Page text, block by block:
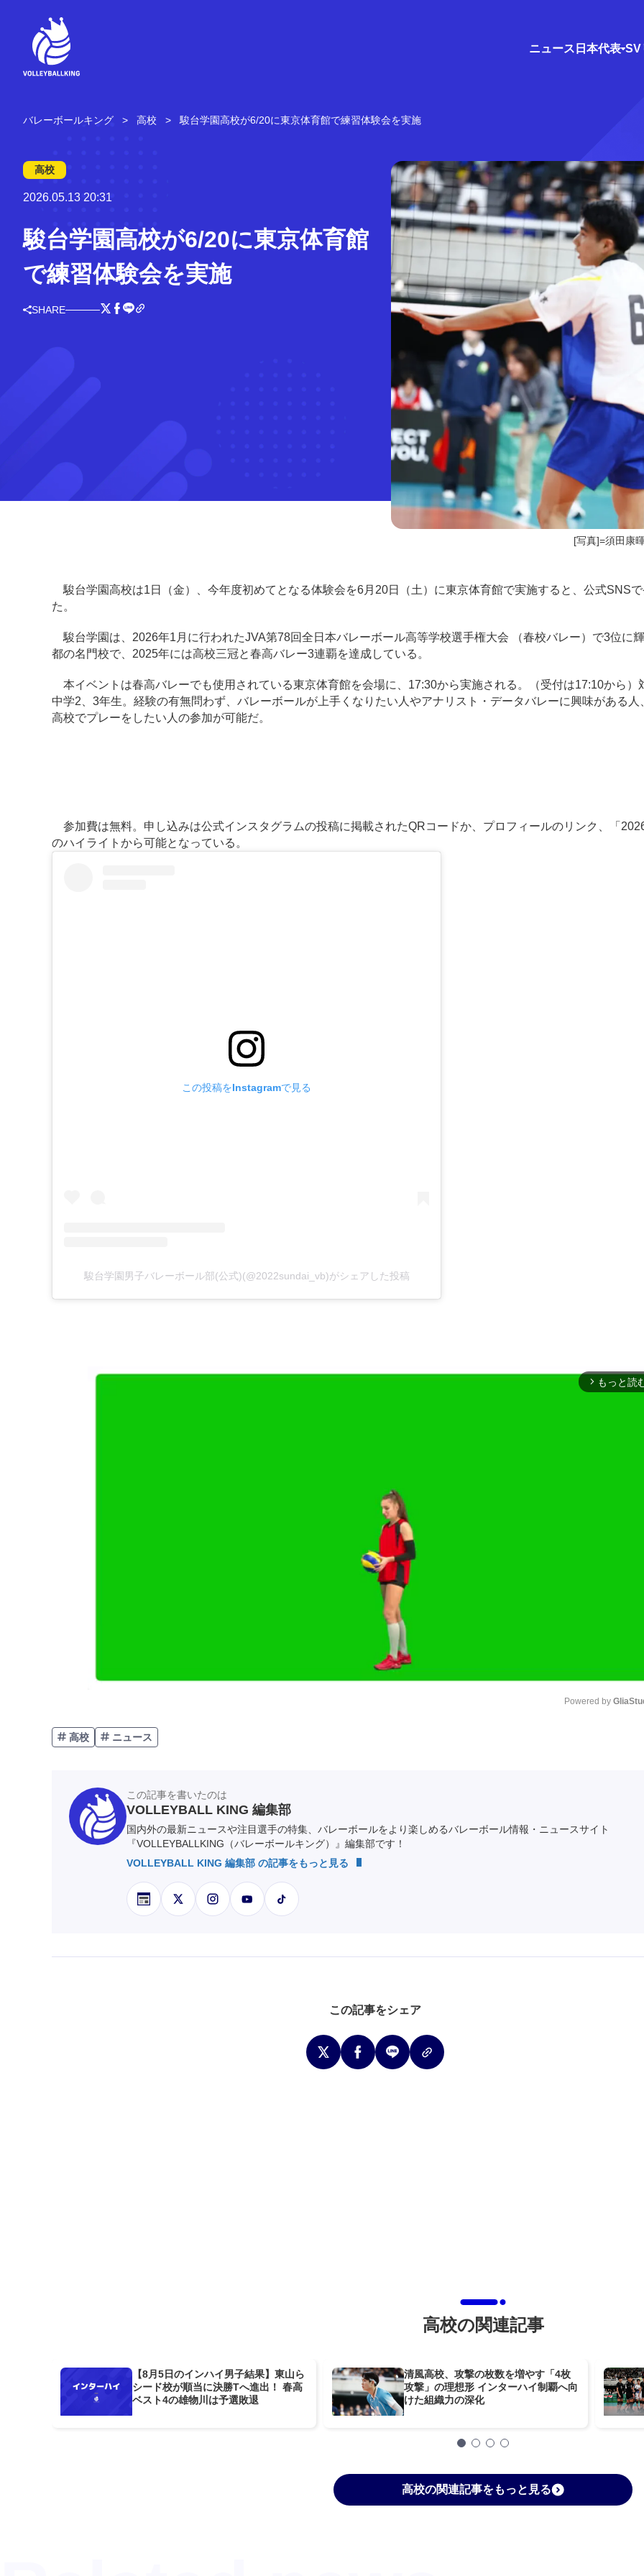
ニュース 日本代表 SV
バレーボールキング 高校 駿台学園高校が6/20に東京体育館で練習体験会を実施
高校
2026.05.13 20:31
駿台学園高校が6/20に東京体育館
で練習体験会を実施
SHARE
[写真]=須田康
駿台学園高校は1日（金）、今年度初めてとなる体験会を6月20日（土）に東京体育館で実施すると、公式SNS
た。
駿台学園は、2026年1月に行われたJVA第78回全日本バレーボール高等学校選手権大会 （春校バレー）で3位に
都の名門校で、2025年には高校三冠と春高バレー3連覇を達成している。
本イベントは春高バレーでも使用されている東京体育館を会場に、17:30から実施される。（受付は17:10から）
中学2、3年生。経験の有無問わず、バレーボールが上手くなりたい人やアナリスト・データバレーに興味がある人
高校でプレーをしたい人の参加が可能だ。
参加費は無料。申し込みは公式インスタグラムの投稿に掲載されたQRコードか、プロフィールのリンク、「
のハイライトから可能となっている。
この投稿をInstagramで見る
駿台学園男子バレーボール部(公式)(@2022sundai_vb)がシェアした投稿
arrow_forward_ios もっと読
Powered by
高校 ニュース
この記事を書いたのは
VOLLEYBALL KING 編集部
国内外の最新ニュースや注目選手の特集、バレーボールをより楽しめるバレーボール情報・ニュースサイト
『VOLLEYBALLKING（バレーボールキング）』編集部です！
VOLLEYBALL KING 編集部 の記事をもっと見る
この記事をシェア
高校の関連記事
【8月5日のインハイ男子結果】東山ら
シード校が順当に決勝Tへ進出！ 春高
ベスト4の雄物川は予選敗退
清風高校、攻撃の枚数を増やす「4枚
攻撃」の理想形 インターハイ制覇へ向
けた組織力の深化
高校の関連記事をもっと見る